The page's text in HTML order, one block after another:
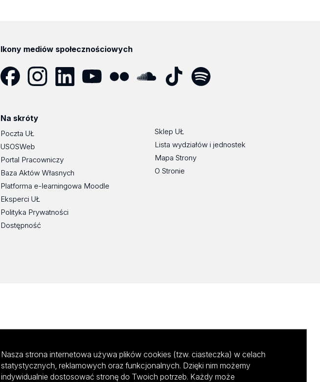
Ikony mediów społecznościowych
Na skróty
Poczta UŁ
USOSWeb
Portal Pracowniczy
Baza Aktów Własnych
Platforma e-learningowa Moodle
Eksperci UŁ
Polityka Prywatności
Dostępność
Sklep UŁ
Lista wydziałów i jednostek
Mapa Strony
O Stronie
Nasza strona internetowa używa plików cookies (tzw. ciasteczka) w celach
statystycznych, reklamowych oraz funkcjonalnych. Dzięki nim możemy
indywidualnie dostosować stronę do Twoich potrzeb. Każdy może